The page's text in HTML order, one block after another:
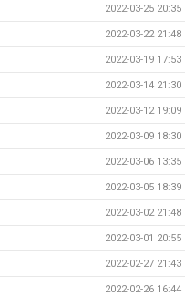
2022-03-25 20:35
2022-03-22 21:48
2022-03-19 17:53
2022-03-14 21:30
2022-03-12 19:09
2022-03-09 18:30
2022-03-06 13:35
2022-03-05 18:39
2022-03-02 21:48
2022-03-01 20:55
2022-02-27 21:43
2022-02-26 16:44